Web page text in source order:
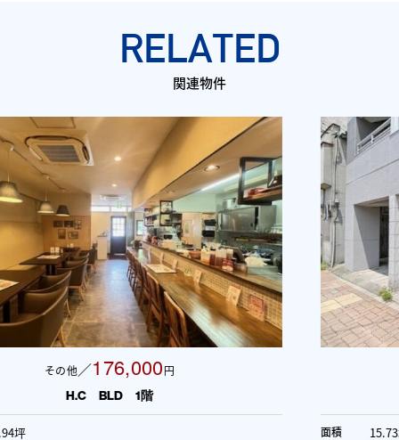
RELATED
関連物件
その他／
HP名駅RISE 1階
面積